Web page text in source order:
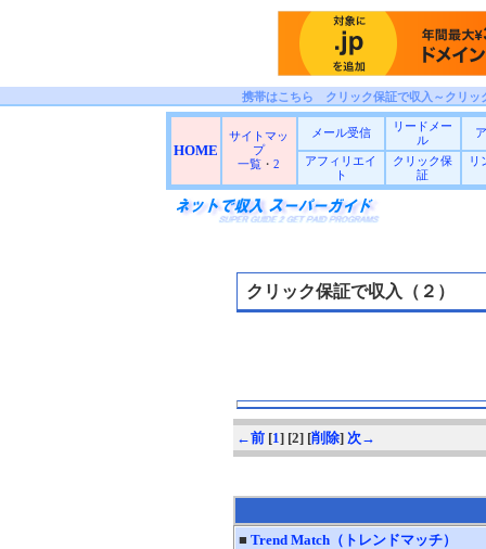
携帯はこちら クリック保証で収入～クリッ
HOME
サイトマッ
プ
一覧 ・ 2
メール受信
リードメー
ル
アフィリエイ
ト
クリック保
証
リ
クリック保証で収入（２）
←前 [1] [2] [削除] 次→
■ Trend Match（トレンドマッチ）